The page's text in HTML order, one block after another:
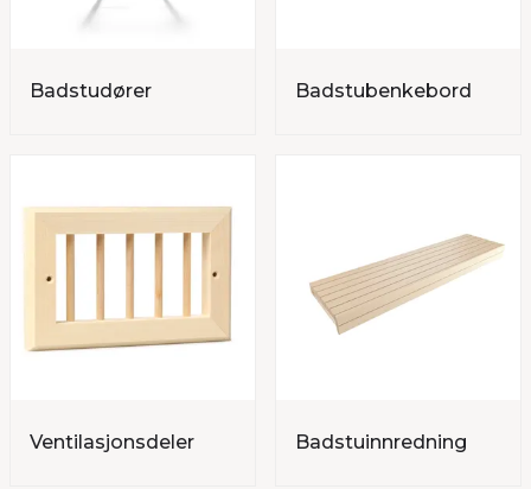
Badstumaterialer av høy
og vi legger stor vekt på godt ventilasjonsutstyr for å
sikre effektiv luftsirkulasjon og fjerning av
overskuddsdamp. Hos oss kan du være trygg på at alt
badstumateriale holder høy kvalitet. Vi sørger for at
du får et sikkert og funksjonelt badstumiljø – slik at
Badstudører Badstubenkebord
Ventilasjonsdeler Badstuinnredning